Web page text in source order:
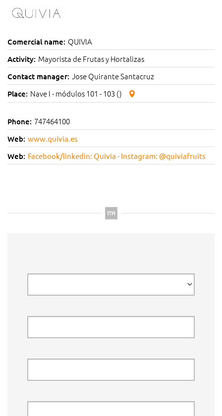
Comercial name: QUIVIA
Activity: Mayorista de Frutas y Hortalizas
Contact manager: Jose Quirante Santacruz
Place: Nave I - módulos 101 - 103 ()
Phone: 747464100
Web: www.quivia.es
Web: Facebook/linkedin: Quivia - Instagram: @quiviafruits